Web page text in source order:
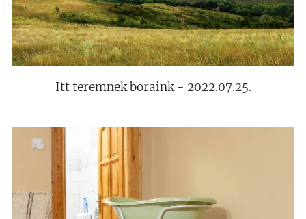
Itt teremnek boraink - 2022.07.25.